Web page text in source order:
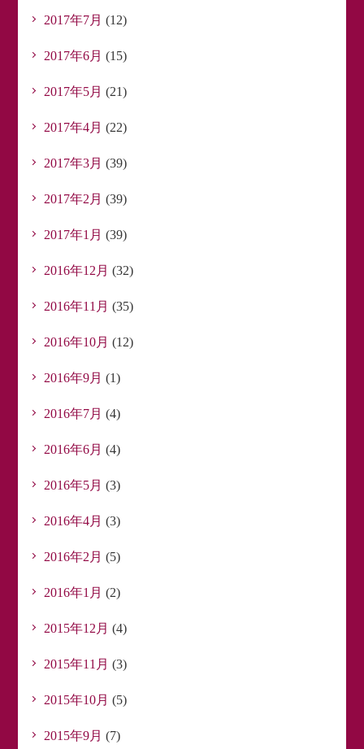
2017年7月 (12)
2017年6月 (15)
2017年5月 (21)
2017年4月 (22)
2017年3月 (39)
2017年2月 (39)
2017年1月 (39)
2016年12月 (32)
2016年11月 (35)
2016年10月 (12)
2016年9月 (1)
2016年7月 (4)
2016年6月 (4)
2016年5月 (3)
2016年4月 (3)
2016年2月 (5)
2016年1月 (2)
2015年12月 (4)
2015年11月 (3)
2015年10月 (5)
2015年9月 (7)